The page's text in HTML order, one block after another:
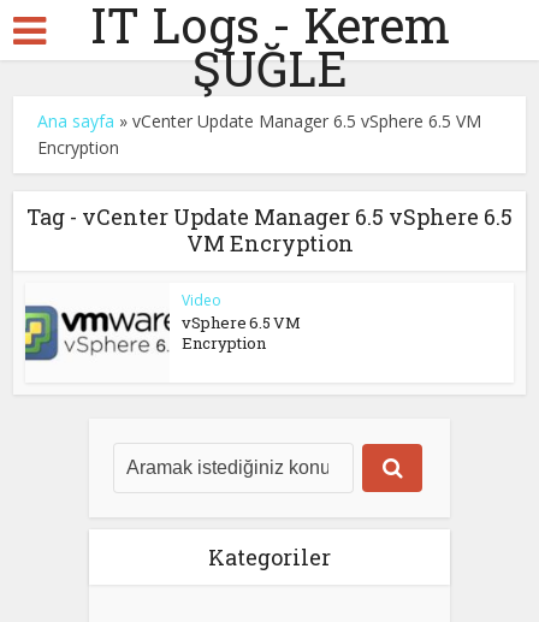
IT Logs - Kerem
ŞUĞLE
Ana sayfa »vCenter Update Manager 6.5 vSphere 6.5 VM
Encryption
Tag - vCenter Update Manager 6.5 vSphere 6.5
VM Encryption
Video
vSphere 6.5 VM
Encryption
Kategoriler